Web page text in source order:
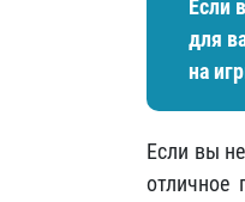
Если
для
на
Если вы